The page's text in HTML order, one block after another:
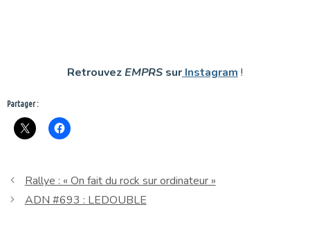
RetrouvezEMPRS sur Instagram !
Partager :
Rallye : « On fait du rock sur ordinateur »
ADN #693 : LEDOUBLE